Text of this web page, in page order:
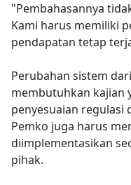
"Pembahasannya
Kami harus memiliki
pendapatan tetap
Perubahan sistem
membutuhkan kajian
penyesuaian regulasi
Pemko juga harus
diimplementasikan
pihak.